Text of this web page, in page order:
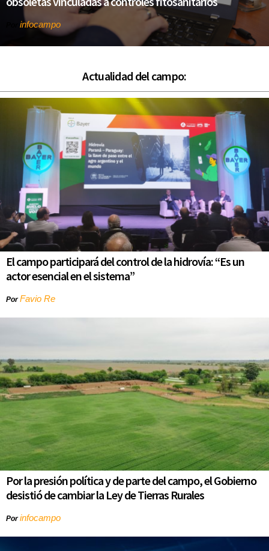
infocampo
Actualidad del campo:
El campo participará del control de la hidrovía: “Es un
actor esencial en el sistema”
PorFavio Re
Por la presión política y de parte del campo, el Gobierno
desistió de cambiar la Ley de Tierras Rurales
Porinfocampo